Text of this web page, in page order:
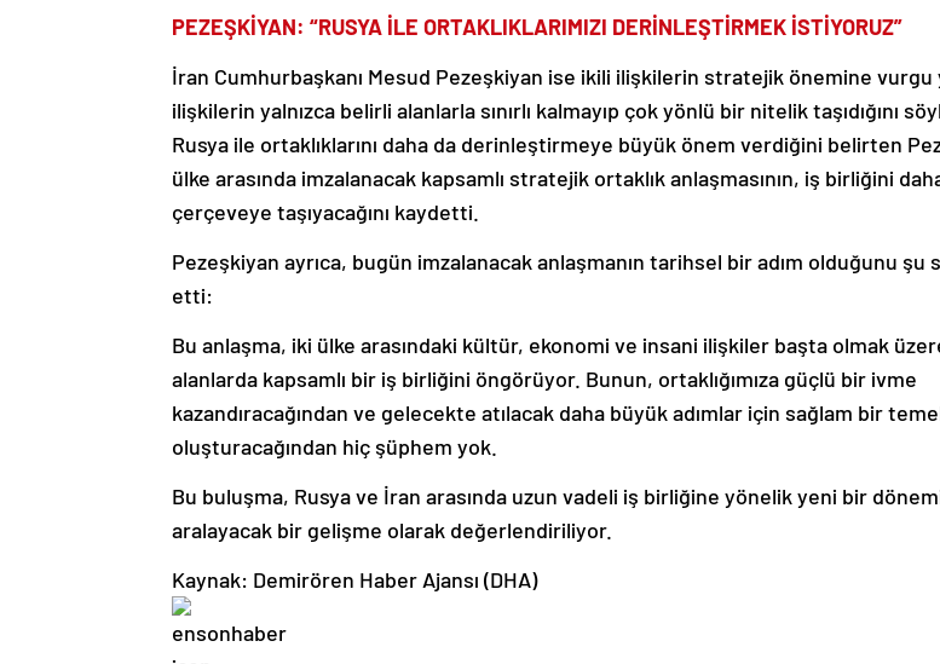
PEZEŞKİYAN: “RUSYA İLE ORTAKLIKLARIMIZI DERİNLEŞTİRMEK İSTİYORUZ”
İran Cumhurbaşkanı Mesud Pezeşkiyan ise ikili ilişkilerin stratejik önemine vurgu
ilişkilerin yalnızca belirli alanlarla sınırlı kalmayıp çok yönlü bir nitelik taşıdığını
Rusya ile ortaklıklarını daha da derinleştirmeye büyük önem verdiğini belirten
ülke arasında imzalanacak kapsamlı stratejik ortaklık anlaşmasının, iş birliğini
çerçeveye taşıyacağını kaydetti.
Pezeşkiyan ayrıca, bugün imzalanacak anlaşmanın tarihsel bir adım olduğunu şu
etti:
Bu anlaşma, iki ülke arasındaki kültür, ekonomi ve insani ilişkiler başta olmak
alanlarda kapsamlı bir iş birliğini öngörüyor. Bunun, ortaklığımıza güçlü bir ivme
kazandıracağından ve gelecekte atılacak daha büyük adımlar için sağlam bir
oluşturacağından hiç şüphem yok.
Bu buluşma, Rusya ve İran arasında uzun vadeli iş birliğine yönelik yeni bir
aralayacak bir gelişme olarak değerlendiriliyor.
Kaynak: Demirören Haber Ajansı (DHA)